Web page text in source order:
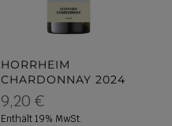
HORRHEIM
CHARDONNAY 2024
9,20€
Enthält 19% MwSt.